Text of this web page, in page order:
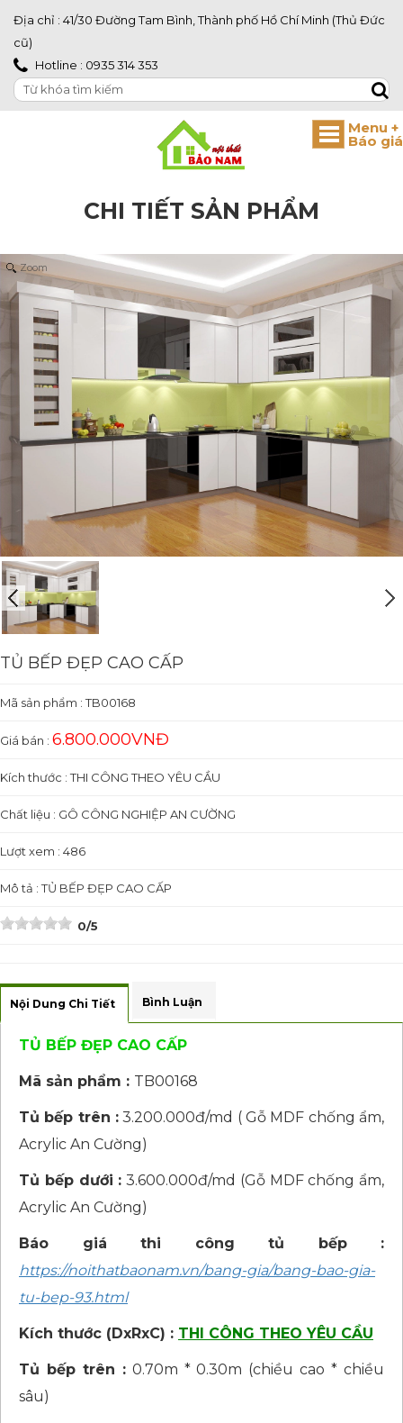
Địa chỉ : 41/30 Đường Tam Bình, Thành phố Hồ Chí Minh (Thủ Đức
cũ)
Hotline : 0935 314 353
CHI TIẾT SẢN PHẨM
Zoom
TỦ BẾP ĐẸP CAO CẤP
Mã sản phẩm :TB00168
Giá bán : 6.800.000VNĐ
Kích thước : THI CÔNG THEO YÊU CẦU
Chất liệu : GÔ CÔNG NGHIỆP AN CƯỜNG
Lượt xem : 486
Mô tả : TỦ BẾP ĐẸP CAO CẤP
0/5
Nội Dung Chi Tiết Bình Luận
TỦ BẾP ĐẸP CAO CẤP
Mã sản phẩm : TB00168
Tủ bếp trên : 3.200.000đ/md ( Gỗ MDF chống ẩm,
Acrylic An Cường)
Tủ bếp dưới : 3.600.000đ/md (Gỗ MDF chống ẩm,
Acrylic An Cường)
Báo giá thi công tủ bếp :
https://noithatbaonam.vn/bang-gia/bang-bao-gia-
tu-bep-93.html
Kích thước (DxRxC) : THI CÔNG THEO YÊU CẦU
Tủ bếp trên :0.70m * 0.30m (chiều cao * chiều
sâu)